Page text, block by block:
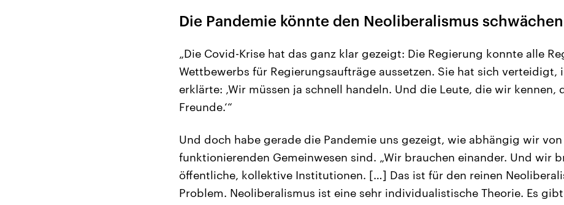
Die Pandemie könnte den Neoliberalismus schwächen
„Die Covid-Krise hat das ganz klar gezeigt: Die Regierung konnte alle
Wettbewerbs für Regierungsaufträge aussetzen. Sie hat sich verteidigt,
erklärte: ‚Wir müssen ja schnell handeln. Und die Leute, die wir kennen,
Freunde.‘“
Und doch habe gerade die Pandemie uns gezeigt, wie abhängig wir von
funktionierenden Gemeinwesen sind. „Wir brauchen einander. Und wir
öffentliche, kollektive Institutionen. […] Das ist für den reinen
Problem. Neoliberalismus ist eine sehr individualistische Theorie. Es